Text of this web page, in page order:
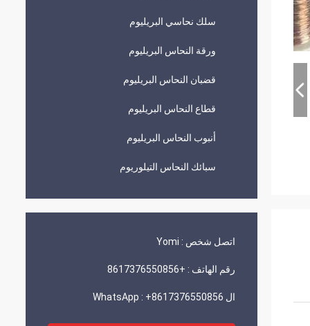
سلك نحاسي البريليوم
ورقة النحاس البريليوم
قضبان النحاس البريليوم
قطاع النحاس البريليوم
أنبوب النحاس البريليوم
سبائك النحاس التيلوريوم
اتصل شخص : Yomi
رقم الهاتف : +8617376550856
ال WhatsApp : +8617376550856